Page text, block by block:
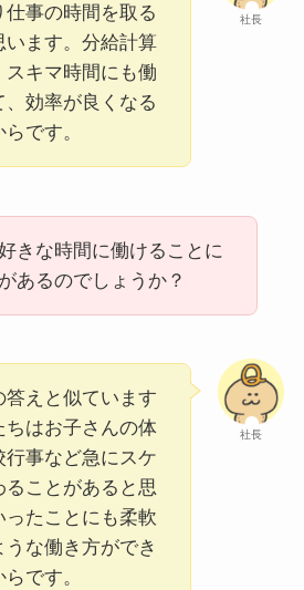
社長
仕事の時間を取る
います。分給計算
スキマ時間にも働
、効率が良くなる
です。
きな時間に働けることに
あるのでしょうか？
社長
答えと似ています
ちはお子さんの体
事など急にスケ
ることがあると思
ったことにも柔軟
な働き方ができ
です。